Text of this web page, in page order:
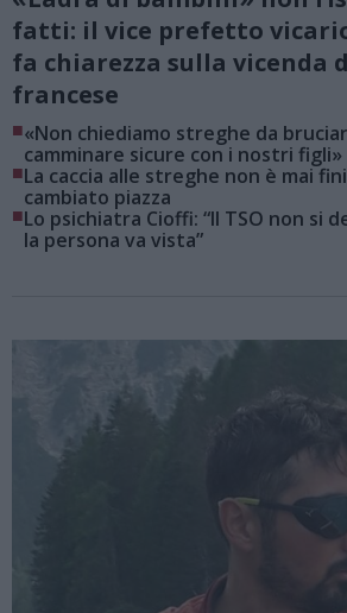
fatti: il vice prefetto
fa chiarezza sulla vicenda
francese
■«Non chiediamo streghe da
camminare sicure con i nostri figli»
■La caccia alle streghe non è mai
cambiato piazza
■Lo psichiatra Cioffi: “Il TSO non si
la persona va vista”